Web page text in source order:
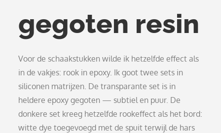
gegoten resin
Voor de schaakstukken wilde ik hetzelfde effect als
in de vakjes: rook in epoxy. Ik goot twee sets in
siliconen matrijzen. De transparante set is in
heldere epoxy gegoten — subtiel en puur. De
donkere set kreeg hetzelfde rookeffect als het bord:
witte dye toegevoegd met de spuit terwijl de hars